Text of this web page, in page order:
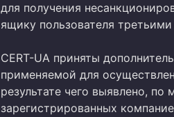
для получения
ящику пользователя
CERT-UA приняты
применяемой для
результате чего выявлено,
зарегистрированных